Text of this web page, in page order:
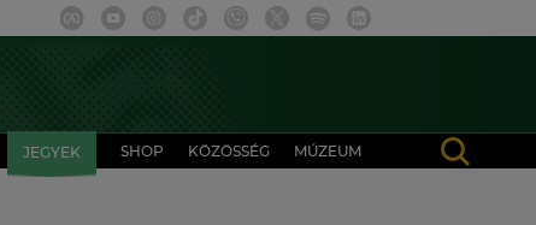
JEGYEK SHOP KÖZÖSSÉG MÚZEUM